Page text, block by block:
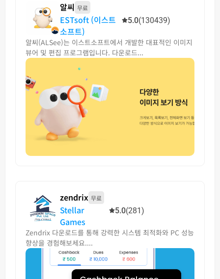
알씨 무료
ESTsoft (이스트
소프트)
5.0(130439)
알씨(ALSee)는 이스트소프트에서 개발한 대표적인 이미지
뷰어 및 편집 프로그램입니다. 다운로드...
zendrix 무료
Stellar
Games
5.0(281)
Zendrix 다운로드를 통해 강력한 시스템 최적화와 PC 성능
향상을 경험해보세요....